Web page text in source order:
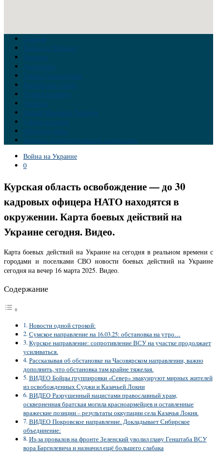
Главная
Война на Украине
Новости
Аналитика
Тайны Геополитики
Российские элиты
Теория заговора
Украина
Новый Мировой Порядок
Тайны истории
Обратная связь
Правила комментирования материалов
Война на Украине
0
Курская область освобождение — до 30
кадровых офицера НАТО находятся в
окружении. Карта боевых действий на
Украине сегодня. Видео.
Карта боевых действий на Украине на сегодня в реальном времени с
городами и поселками СВО новости боевых действий на Украине
сегодня на вечер 16 марта 2025. Видео.
Содержание
Новости одной строкой:
Сумское направление на 16.03.25: обстановка на утро…
Курское направление: сопротивление ВСУ на участке продолжает
усиливаться.
Рассказывая об обстановке на Часовярском направлении, важно
дополнить, что обстановка там крайне тяжелая.
ВИДЕО Бойцы группировки «Север» эвакуируют мирных жителей
из освобожденных Суджи и Казачьей Локни
ВИДЕО Разрушенный нацистами православный храм,
оскверненная братская могила красноармейцев и оставленные
вражеские позиции – результаты оккупации села Казачья Локня.
ВИДЕО Покровское направление. Докладывает Сибирское
объединение:
Из-за провалов на фронте Зеленский уволил главу Генштаба ВСУ
вора Баргилевича и назначил ещё большего слабака